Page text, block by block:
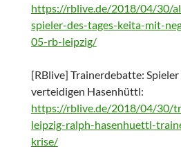
https://rblive.de/2018/04/30/
spieler-des-tages-keita-mit-
05-rb-leipzig/
[RBlive] Trainerdebatte:
verteidigen Hasenhüttl:
https://rblive.de/2018/04/30/
leipzig-ralph-hasenhuettl-
krise/